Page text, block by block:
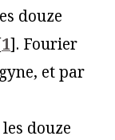
douze
1]. Fourier
et par
douze